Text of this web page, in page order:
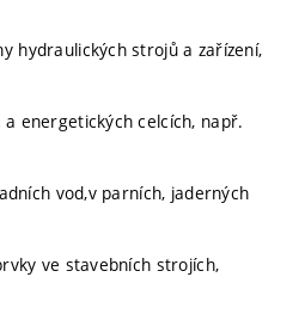
hydraulických strojů a zařízení,
energetických celcích, např.
vod,v parních, jaderných
ve stavebních strojích,